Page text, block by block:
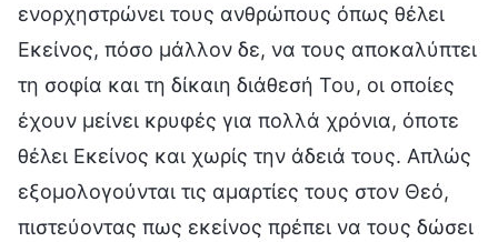
ενορχηστρώνει τους ανθρώπους όπως θέλει
Εκείνος, πόσο μάλλον δε, να τους αποκαλύπτει
τη σοφία και τη δίκαιη διάθεσή Του, οι οποίες
έχουν μείνει κρυφές για πολλά χρόνια, όποτε
θέλει Εκείνος και χωρίς την άδειά τους. Απλώς
εξομολογούνται τις αμαρτίες τους στον Θεό,
πιστεύοντας πως εκείνος πρέπει να τους δώσει